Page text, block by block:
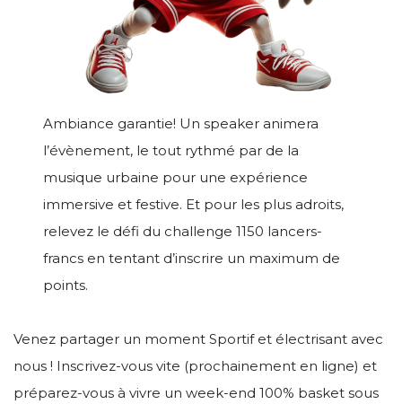
Ambiance garantie! Un speaker animera
l’évènement, le tout rythmé par de la
musique urbaine pour une expérience
immersive et festive. Et pour les plus adroits,
relevez le défi du challenge 1150 lancers-
francs en tentant d’inscrire un maximum de
points.
Venez partager un moment Sportif et électrisant avec
nous ! Inscrivez-vous vite (prochainement en ligne) et
préparez-vous à vivre un week-end 100% basket sous